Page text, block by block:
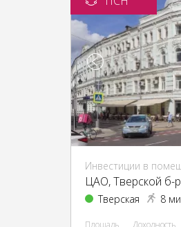
ЦАО, Тверской б-
Тверская 8
Площадь Доходность